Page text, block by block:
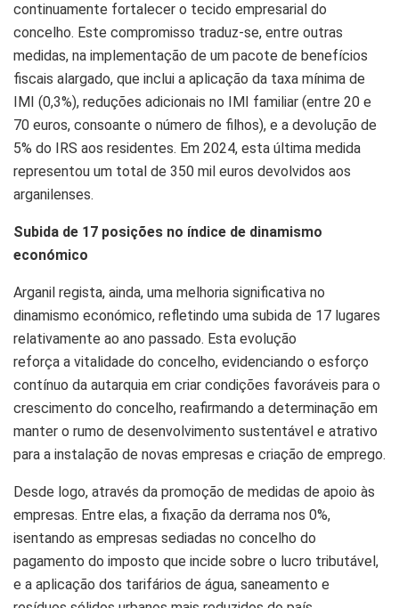
continuamente fortalecer o tecido empresarial do
concelho. Este compromisso traduz-se, entre outras
medidas, na implementação de um pacote de benefícios
fiscais alargado, que inclui a aplicação da taxa mínima de
IMI (0,3%), reduções adicionais no IMI familiar (entre 20 e
70 euros, consoante o número de filhos), e a devolução de
5% do IRS aos residentes. Em 2024, esta última medida
representou um total de 350 mil euros devolvidos aos
arganilenses.
Subida de 17 posições no índice de dinamismo
económico
Arganil regista, ainda, uma melhoria significativa no
dinamismo económico, refletindo uma subida de 17 lugares
relativamente ao ano passado. Esta evolução
reforça a vitalidade do concelho, evidenciando o esforço
contínuo da autarquia em criar condições favoráveis para o
crescimento do concelho, reafirmando a determinação em
manter o rumo de desenvolvimento sustentável e atrativo
para a instalação de novas empresas e criação de emprego.
Desde logo, através da promoção de medidas de apoio às
empresas. Entre elas, a fixação da derrama nos 0%,
isentando as empresas sediadas no concelho do
pagamento do imposto que incide sobre o lucro tributável,
e a aplicação dos tarifários de água, saneamento e